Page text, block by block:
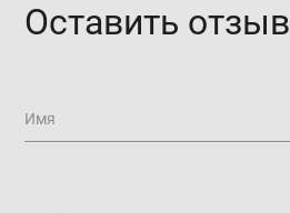
Оставить отзыв
Имя